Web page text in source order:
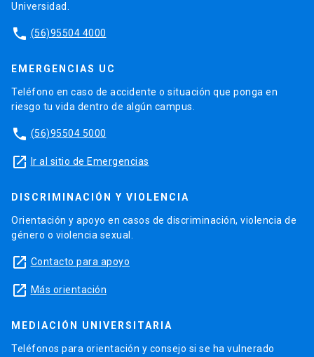
Universidad.
phone (56)95504 4000
EMERGENCIAS UC
Teléfono en caso de accidente o situación que ponga en
riesgo tu vida dentro de algún campus.
phone (56)95504 5000
launch Ir al sitio de Emergencias
DISCRIMINACIÓN Y VIOLENCIA
Orientación y apoyo en casos de discriminación, violencia de
género o violencia sexual.
launch Contacto para apoyo
launch Más orientación
MEDIACIÓN UNIVERSITARIA
Teléfonos para orientación y consejo si se ha vulnerado